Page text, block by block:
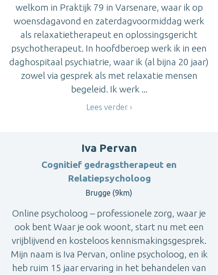
welkom in Praktijk 79 in Varsenare, waar ik op
woensdagavond en zaterdagvoormiddag werk
als relaxatietherapeut en oplossingsgericht
psychotherapeut. In hoofdberoep werk ik in een
daghospitaal psychiatrie, waar ik (al bijna 20 jaar)
zowel via gesprek als met relaxatie mensen
begeleid. Ik werk ...
Lees verder
Iva Pervan
Cognitief gedragstherapeut en
Relatiepsycholoog
Brugge (9km)
Online psycholoog – professionele zorg, waar je
ook bent Waar je ook woont, start nu met een
vrijblijvend en kosteloos kennismakingsgesprek.
Mijn naam is Iva Pervan, online psycholoog, en ik
heb ruim 15 jaar ervaring in het behandelen van